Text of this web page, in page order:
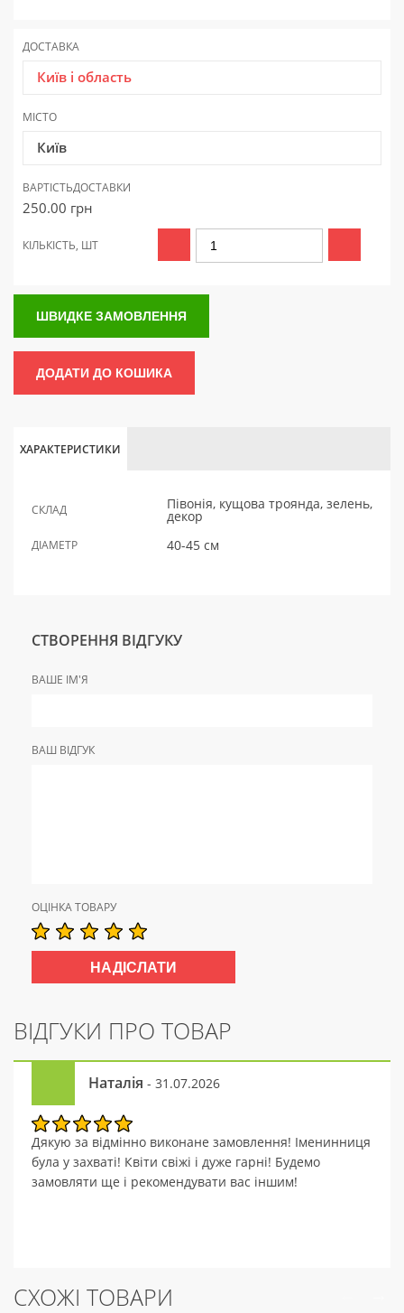
ДОСТАВКА
Київ і область
МІСТО
Київ
ВАРТІСТЬДОСТАВКИ
250.00 грн
КІЛЬКІСТЬ, ШТ
ШВИДКЕ ЗАМОВЛЕННЯ
ДОДАТИ ДО КОШИКА
ХАРАКТЕРИСТИКИ
СКЛАД Півонія, кущова троянда, зелень,
декор
ДІАМЕТР 40-45 см
СТВОРЕННЯ ВІДГУКУ
ВАШЕ ІМ'Я
ВАШ ВІДГУК
ОЦІНКА ТОВАРУ
ВІДГУКИ ПРО ТОВАР
Наталія - 31.07.2026
Дякую за відмінно виконане замовлення! Іменинниця
була у захваті! Квіти свіжі і дуже гарні! Будемо
замовляти ще і рекомендувати вас іншим!
СХОЖІ ТОВАРИ